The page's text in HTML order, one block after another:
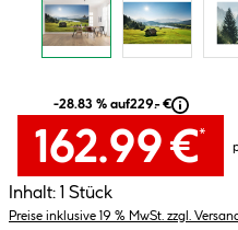
-28.83 % auf229.- €
162.99 €*
Inhalt: 1 Stück
Preise inklusive 19 % MwSt. zzgl.